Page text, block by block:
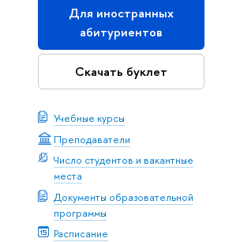
Для иностранных
абитуриентов
Скачать буклет
Учебные курсы
Преподаватели
Число студентов и вакантные
места
Документы образовательной
программы
Расписание